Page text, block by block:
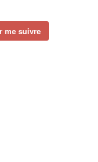
me suivre